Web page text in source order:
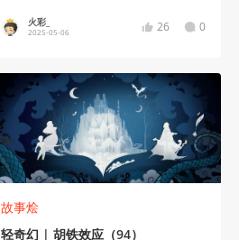
火彩_
2025-05-06 26 0
故事烩
轻奇幻 | 胡铁效应（94）